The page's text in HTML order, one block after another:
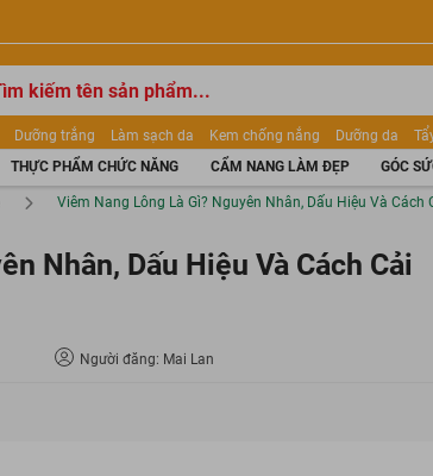
Dưỡng trắng Làm sạch da Kem chống nắng Dưỡng da
tẩy trang
Kem trang điểm Dưỡng trắng Dior Mỹ phẩm
rửa mặt
THỰC PHẨM CHỨC NĂNG CẨM NANG LÀM ĐẸP GÓC
Viêm Nang Lông Là Gì? Nguyên Nhân, Dấu Hiệu Và Cách
Nhân, Dấu Hiệu Và Cách Cải
Người đăng: Mai Lan